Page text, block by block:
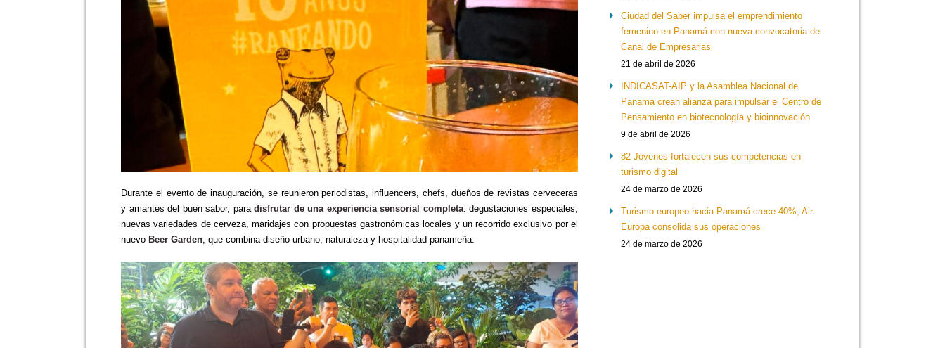
Durante el evento de inauguración, se reunieron periodistas, influencers, chefs, dueños de revistas cerveceras
y amantes del buen sabor, paradisfrutar de una experiencia sensorial completa: degustaciones especiales,
nuevas variedades de cerveza, maridajes con propuestas gastronómicas locales y un recorrido exclusivo por el
nuevo Beer Garden, que combina diseño urbano, naturaleza y hospitalidad panameña.
Ciudad del Saber impulsa el emprendimiento
femenino en Panamá con nueva convocatoria de
Canal de Empresarias
21 de abril de 2026
INDICASAT-AIP y la Asamblea Nacional de
Panamá crean alianza para impulsar el Centro de
Pensamiento en biotecnología y bioinnovación
9 de abril de 2026
82 Jóvenes fortalecen sus competencias en
turismo digital
24 de marzo de 2026
Turismo europeo hacia Panamá crece 40%, Air
Europa consolida sus operaciones
24 de marzo de 2026